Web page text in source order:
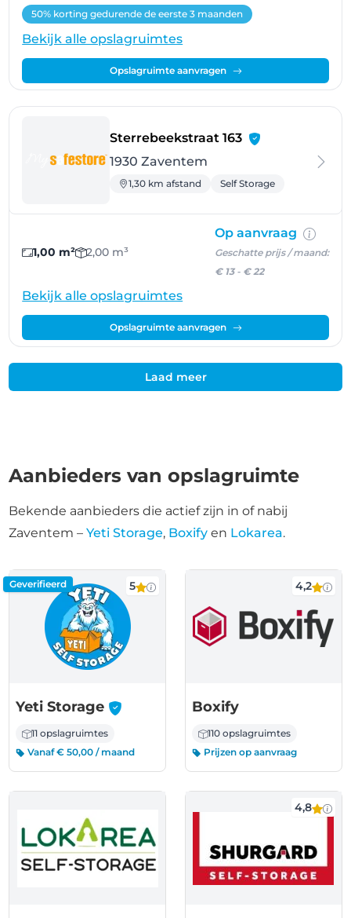
50% korting gedurende de eerste 3 maanden
Bekijk alle opslagruimtes
Opslagruimte aanvragen
Sterrebeekstraat 163- Zaventem
1930 Zaventem
1,30 km afstand Self Storage
1,00 m² 2,00 m³
Op aanvraag
Geschatte prijs / maand:
€ 13- € 22
Bekijk alle opslagruimtes
Opslagruimte aanvragen
Laad meer
Aanbieders van opslagruimte
Bekende aanbieders die actief zijn in of nabij
Zaventem –Yeti Storage, Boxify en Lokarea.
Geverifieerd 5
Yeti Storage -
11 opslagruimtes
Vanaf € 50,00 / maand
4,2
Boxify
110 opslagruimtes
Prijzen op aanvraag
4,8